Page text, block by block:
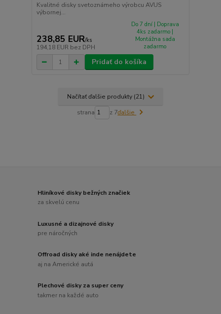
Kvalitné disky svetoznámeho výrobcu AVUS
výbornej...
238,85 EUR/ks
194,18 EUR bez DPH
Do 7 dní | Doprava
4ks zadarmo |
Montážna sada
zadarmo
Pridať do košíka
Načítať ďalšie produkty (21)
strana z 7ďalšie
Hliníkové disky bežných značiek
za skvelú cenu
Luxusné a dizajnové disky
pre náročných
Offroad disky aké inde nenájdete
aj na Americké autá
Plechové disky za super ceny
takmer na každé auto